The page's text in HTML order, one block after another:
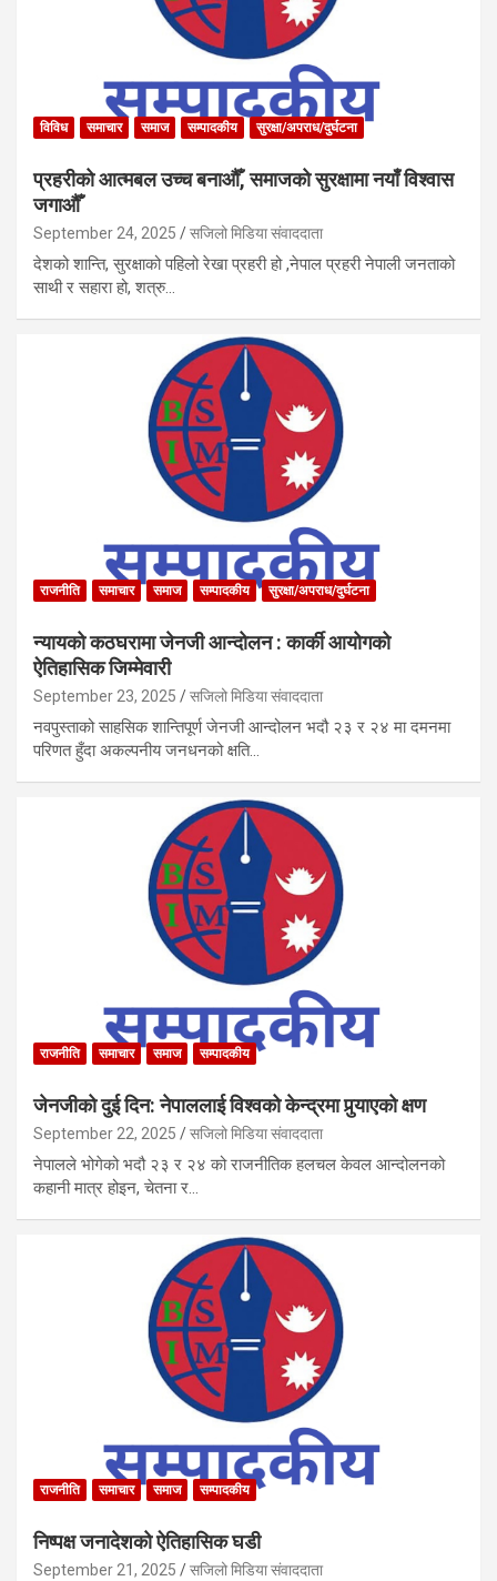
विविध समाचार समाज सम्पादकीय सुरक्षा/अपराध/दुर्घटना
प्रहरीको आत्मबल उच्च बनाऔँ, समाजको सुरक्षामा नयाँ विश्वास
जगाऔँ
September 24, 2025 सजिलो मिडिया संवाददाता
देशको शान्ति, सुरक्षाको पहिलो रेखा प्रहरी हो ,नेपाल प्रहरी नेपाली जनताको
साथी र सहारा हो, शत्रु…
राजनीति समाचार समाज सम्पादकीय सुरक्षा/अपराध/दुर्घटना
न्यायको कठघरामा जेनजी आन्दोलन : कार्की आयोगको
ऐतिहासिक जिम्मेवारी
September 23, 2025 सजिलो मिडिया संवाददाता
नवपुस्ताको साहसिक शान्तिपूर्ण जेनजी आन्दोलन भदौ २३ र २४ मा दमनमा
परिणत हुँदा अकल्पनीय जनधनको क्षति…
राजनीति समाचार समाज सम्पादकीय
जेनजीको दुई दिन: नेपाललाई विश्वको केन्द्रमा पुर्‍याएको क्षण
September 22, 2025 सजिलो मिडिया संवाददाता
नेपालले भोगेको भदौ २३ र २४ को राजनीतिक हलचल केवल आन्दोलनको
कहानी मात्र होइन, चेतना र…
राजनीति समाचार समाज सम्पादकीय
निष्पक्ष जनादेशको ऐतिहासिक घडी
September 21, 2025 सजिलो मिडिया संवाददाता